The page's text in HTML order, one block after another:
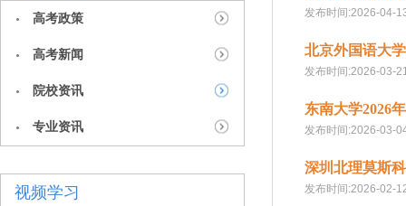
高考政策
高考新闻
院校资讯
专业资讯
视频学习
发布时间:2026-04-
北京外国语大
发布时间:2026-03-
东南大学2026
发布时间:2026-03-
深圳北理莫斯
发布时间:2026-02-